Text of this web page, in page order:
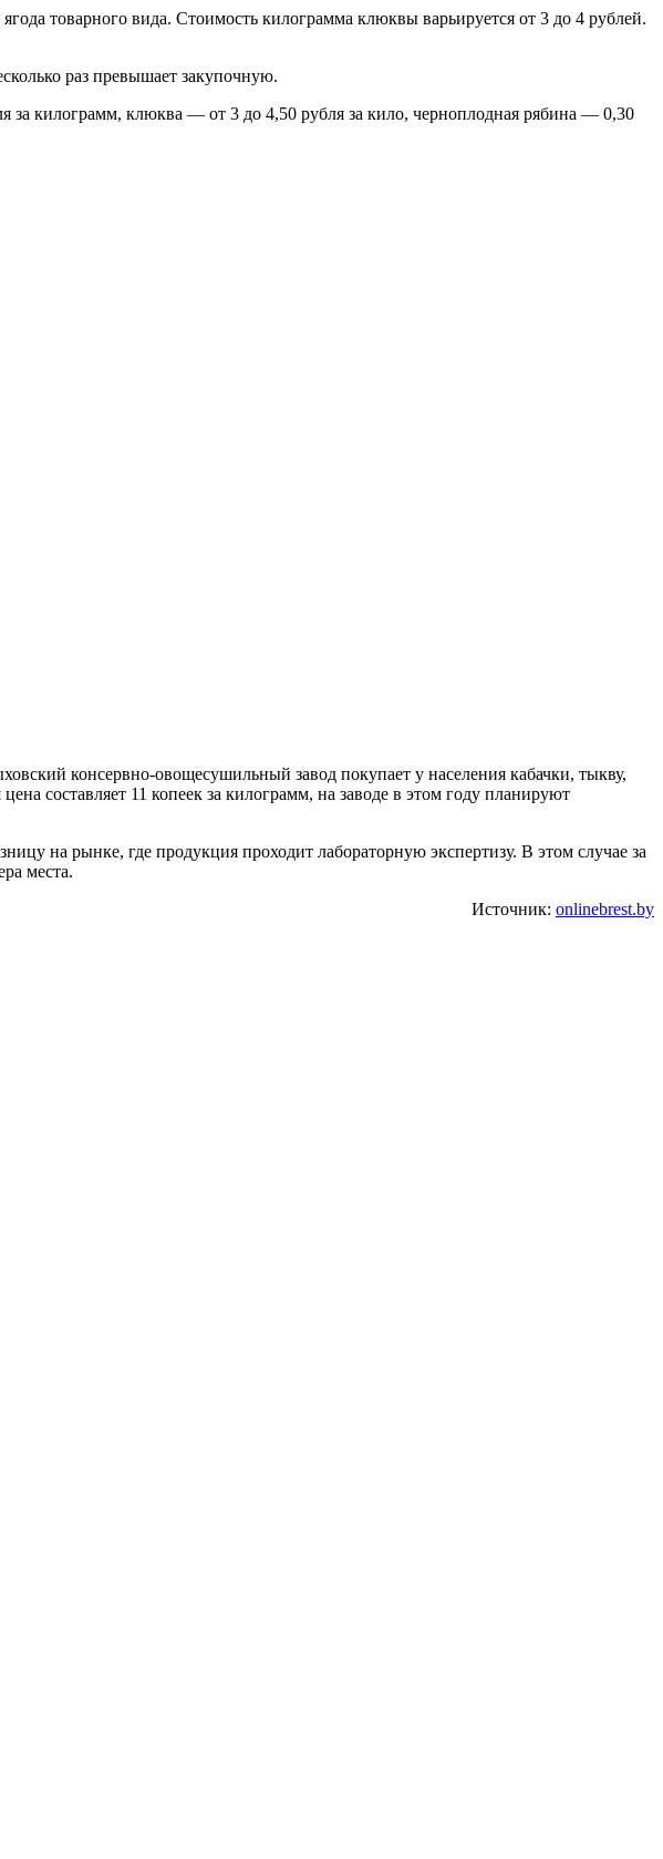
товарного вида. Стоимость килограмма клюквы варьируется от 3 до 4 рублей.
раз превышает закупочную.
за килограмм, клюква — от 3 до 4,50 рубля за кило, черноплодная рябина — 0,30
консервно-овощесушильный завод покупает у населения кабачки, тыкву,
составляет 11 копеек за килограмм, на заводе в этом году планируют
на рынке, где продукция проходит лабораторную экспертизу. В этом случае за
места.
Источник: onlinebrest.by